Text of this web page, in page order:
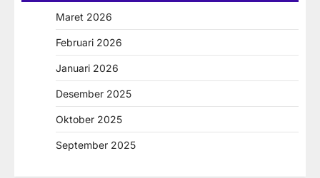
Maret 2026
Februari 2026
Januari 2026
Desember 2025
Oktober 2025
September 2025